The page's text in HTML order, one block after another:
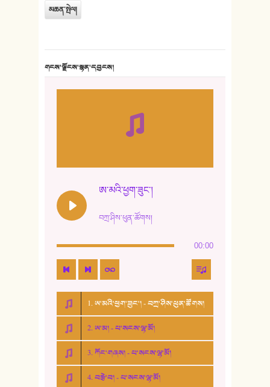
གངས་ལྗོངས་སྙན་དབྱངས།
ཨ་མའི་ཕྱག་ཟུང་།
བཀྲ་ཤིས་ཕུན་ཚོགས།
00:00
1. ཨ་མའི་ཕྱག་ཟུང་། - བཀྲ་ཤིས་ཕུན་ཚོགས།
2. ཨ་མ། - པ་སངས་ལྷ་མོ།
3. ཀོང་གཞས། - པ་སངས་ལྷ་མོ།
4. བརྩེ་བ། - པ་སངས་ལྷ་མོ།